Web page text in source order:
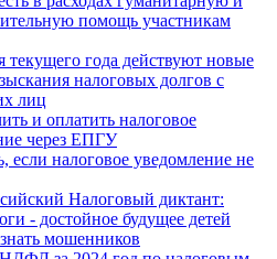
помощь участникам
текущего года действуют новые
налоговых долгов с
лиц
и оплатить налоговое
через ЕПГУ
если налоговое уведомление не
Налоговый диктант:
- достойное будущее детей
мошенников